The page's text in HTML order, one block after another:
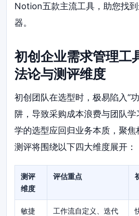
Notion五款主流工具，助您找
器。
初创企业需求管理工
法论与测评维度
初创团队在选型时，极易陷入“
阱，导致采购成本浪费与团队
学的选型应回归业务本质，聚焦
测评将围绕以下四大维度展开：
测评
维度
评估重点
敏捷
工作流自定义、迭代